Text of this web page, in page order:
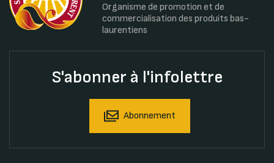
Organisme de promotion et de
commercialisation des produits bas-
laurentiens
S'abonner à l'infolettre
Abonnement